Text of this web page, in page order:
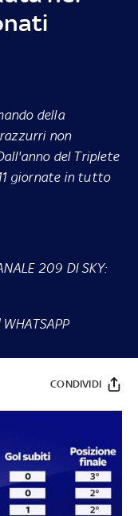
della
non
del Triplete
giornate in tutto
209 DI SKY:
CONDIVIDI